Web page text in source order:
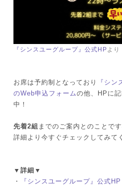
『シンスユーグループ』公式HPより
お席は予約制となっており
『シ
のWeb申込フォームの他、HPに
中！
先着2組 までのご案内とのことで
詳細より今すぐチェックしてみて
▼詳細▼
・
『シンスユーグループ』公式HP